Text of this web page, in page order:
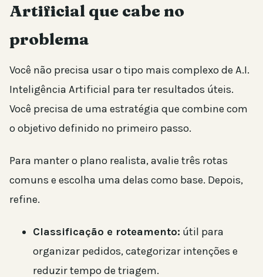
Artificial que cabe no
problema
Você não precisa usar o tipo mais complexo de A.I.
Inteligência Artificial para ter resultados úteis.
Você precisa de uma estratégia que combine com
o objetivo definido no primeiro passo.
Para manter o plano realista, avalie três rotas
comuns e escolha uma delas como base. Depois,
refine.
Classificação e roteamento: útil para
organizar pedidos, categorizar intenções e
reduzir tempo de triagem.